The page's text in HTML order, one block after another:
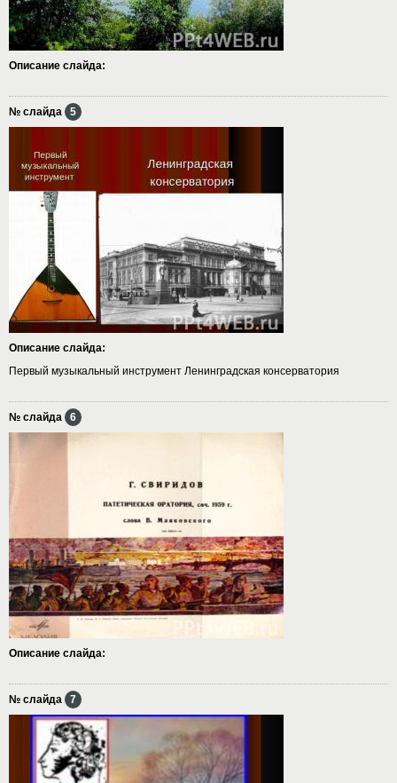
Описание слайда:
№ слайда 5
Описание слайда:
Первый музыкальный инструмент Ленинградская консерватория
№ слайда 6
Описание слайда:
№ слайда 7